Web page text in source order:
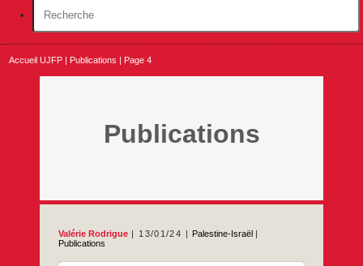
Accueil UJFP Publications Page 4
Publications
Valérie Rodrigue 13/01/24 Palestine-Israël |
Publications